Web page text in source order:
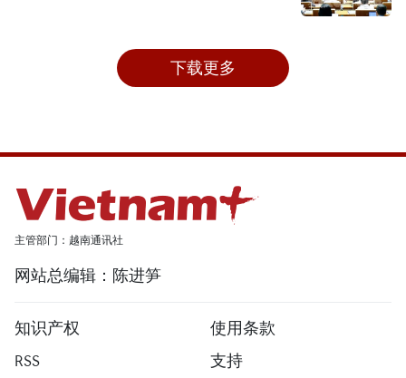
下载更多
主管部门：越南通讯社
网站总编辑：陈进笋
知识产权
使用条款
RSS
支持